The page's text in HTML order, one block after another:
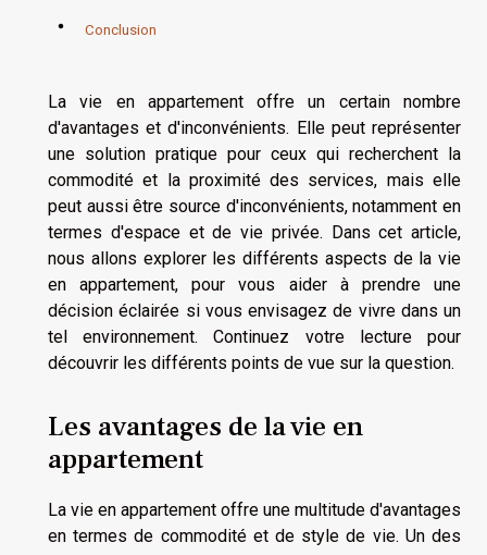
Conclusion
La vie en appartement offre un certain nombre
d'avantages et d'inconvénients. Elle peut représenter
une solution pratique pour ceux qui recherchent la
commodité et la proximité des services, mais elle
peut aussi être source d'inconvénients, notamment en
termes d'espace et de vie privée. Dans cet article,
nous allons explorer les différents aspects de la vie
en appartement, pour vous aider à prendre une
décision éclairée si vous envisagez de vivre dans un
tel environnement. Continuez votre lecture pour
découvrir les différents points de vue sur la question.
Les avantages de la vie en
appartement
La vie en appartement offre une multitude d'avantages
en termes de commodité et de style de vie. Un des